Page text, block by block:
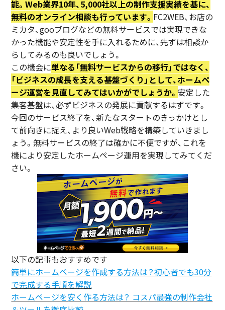
能。Web業界10年、5,000社以上の制作支援実績を基に、
無料のオンライン相談も行っています。 FC2WEB、お店の
ミカタ、gooブログなどの無料サービスでは実現できな
かった機能や安定性を手に入れるために、先ずは相談か
らしてみるのも良いでしょう。
この機会に単なる「無料サービスからの移行」ではなく、
「ビジネスの成長を支える基盤づくり」として、ホームペ
ージ運営を見直してみてはいかがでしょうか。 安定した
集客基盤は、必ずビジネスの発展に貢献するはずです。
今回のサービス終了を、新たなスタートのきっかけとし
て前向きに捉え、より良いWeb戦略を構築していきまし
ょう。無料サービスの終了は確かに不便ですが、これを
機により安定したホームページ運用を実現してみてくだ
さい。
以下の記事もおすすめです
簡単にホームページを作成する方法は？初心者でも30分
で完成する手順を解説
ホームページを安く作る方法は？ コスパ最強の制作会社